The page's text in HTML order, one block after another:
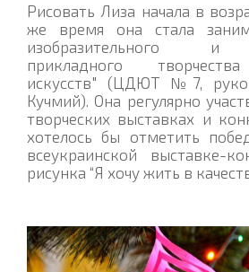
Рисовать Лиза начала в
же время она стала
изобразительного и
прикладного
искусств" (ЦДЮТ №7,
Кучмий). Она регулярно
творческих выставках и
хотелось бы отметить
всеукраинской выставке-
рисунка “Я хочу жить в